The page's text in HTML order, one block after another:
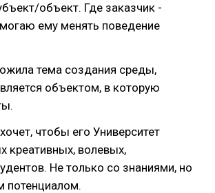
объект. Где заказчик -
ему менять поведение
тема создания среды,
объектом, в которую
чтобы его Университет
креативных, волевых,
Не только со знаниями, но
потенциалом.